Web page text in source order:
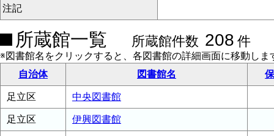
注記
所蔵館一覧 所蔵館件数 208 件
※図書館名をクリックすると、各図書館の詳細画面に移動しま
自治体
図書館名
足立区 中央図書館
足立区 伊興図書館